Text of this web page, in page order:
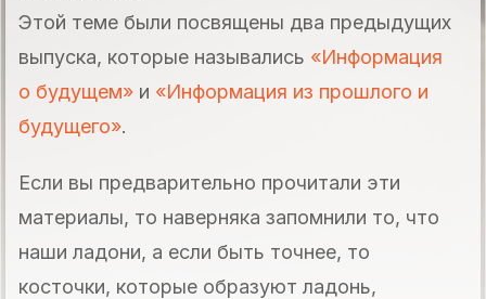
Этой теме были посвящены два предыдущих
выпуска, которые назывались «Информация
о будущем» и «Информация из прошлого и
будущего».
Если вы предварительно прочитали эти
материалы, то наверняка запомнили то, что
наши ладони, а если быть точнее, то
косточки, которые образуют ладонь,